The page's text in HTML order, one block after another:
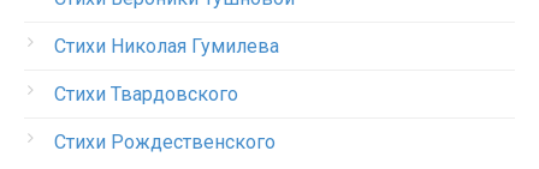
Стихи Николая Гумилева
Стихи Твардовского
Стихи Рождественского